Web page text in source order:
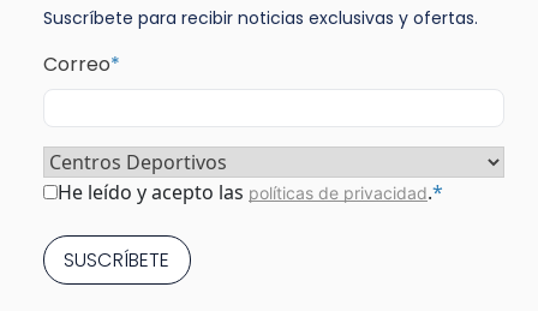
Suscríbete para recibir noticias exclusivas y ofertas.
Correo*
Sector*
Consentimiento*
He leído y acepto las políticas de privacidad.*